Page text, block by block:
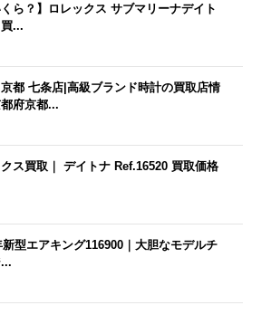
くら？】ロレックス サブマリーナデイト
...
都 七条店|高級ブランド時計の買取店情
府京都...
ス買取｜ デイトナ Ref.16520 買取価格
新型エアキング116900｜大胆なモデルチ